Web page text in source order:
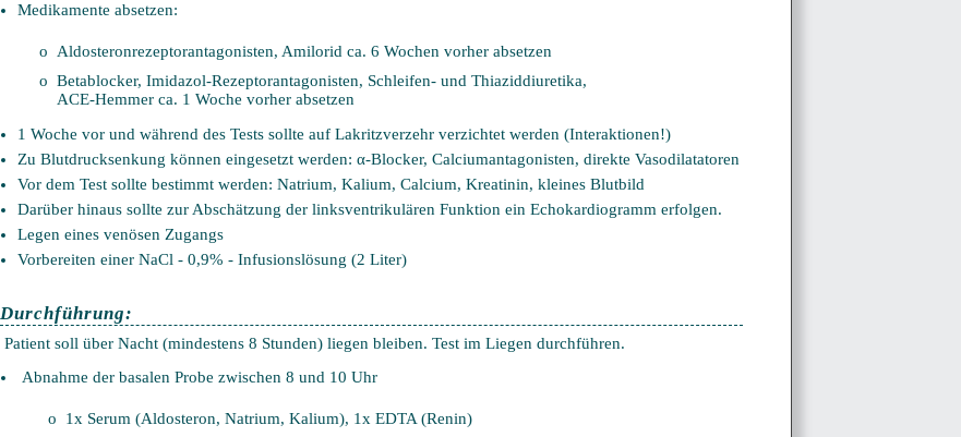
Medikamente absetzen:
o Aldosteronrezeptorantagonisten, Amilorid ca. 6 Wochen vorher absetzen
o Betablocker, Imidazol-Rezeptorantagonisten, Schleifen- und Thiaziddiuretika,
ACE-Hemmer ca. 1 Woche vorher absetzen
1 Woche vor und während des Tests sollte auf Lakritzverzehr verzichtet werden (Interaktionen!)
Zu Blutdrucksenkung können eingesetzt werden: α-Blocker, Calciumantagonisten, direkte Vasodilatatoren
Vor dem Test sollte bestimmt werden: Natrium, Kalium, Calcium, Kreatinin, kleines Blutbild
Darüber hinaus sollte zur Abschätzung der linksventrikulären Funktion ein Echokardiogramm erfolgen.
Legen eines venösen Zugangs
Vorbereiten einer NaCl - 0,9% - Infusionslösung (2 Liter)
Durchführung:
Patient soll über Nacht (mindestens 8 Stunden) liegen bleiben. Test im Liegen durchführen.
Abnahme der basalen Probe zwischen 8 und 10 Uhr
o 1x Serum (Aldosteron, Natrium, Kalium), 1x EDTA (Renin)